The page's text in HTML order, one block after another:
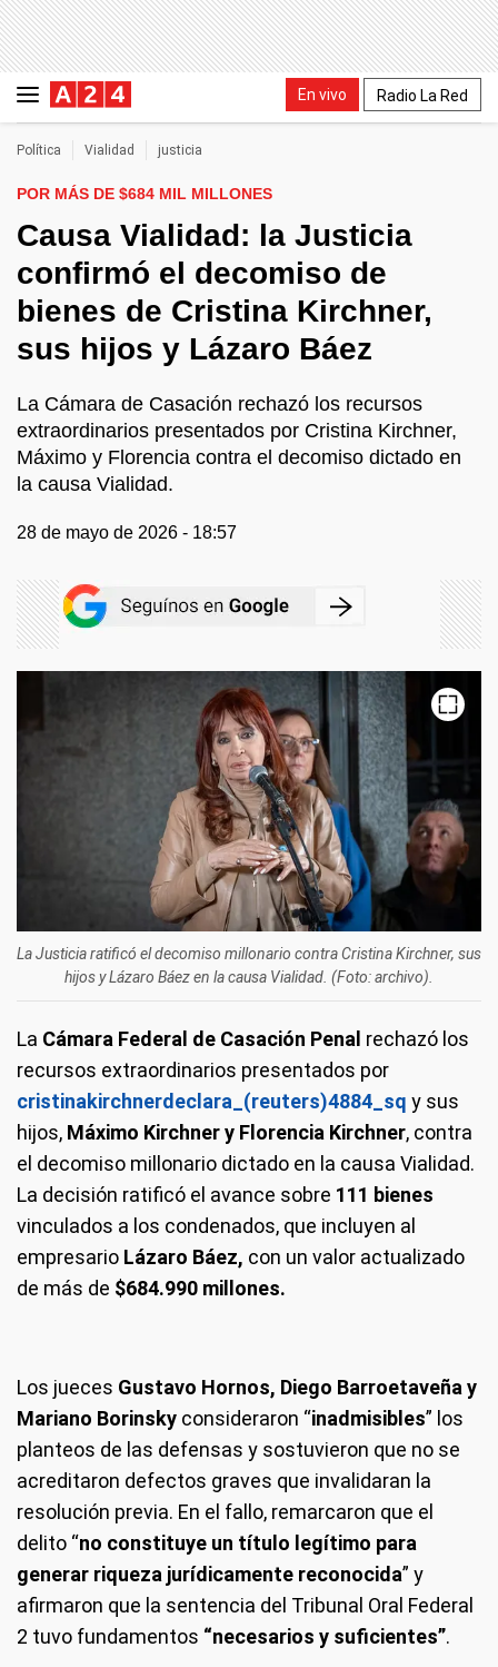
En vivo Radio La Red
Política Vialidad justicia
POR MÁS DE $684 MIL MILLONES
Causa Vialidad: la Justicia
confirmó el decomiso de
bienes de Cristina Kirchner,
sus hijos y Lázaro Báez
La Cámara de Casación rechazó los recursos
extraordinarios presentados por Cristina Kirchner,
Máximo y Florencia contra el decomiso dictado en
la causa Vialidad.
28 de mayo de 2026 - 18:57
La Justicia ratificó el decomiso millonario contra Cristina Kirchner, sus
hijos y Lázaro Báez en la causa Vialidad. (Foto: archivo).
La Cámara Federal de Casación Penal rechazó los
recursos extraordinarios presentados por
cristinakirchnerdeclara_(reuters)4884_sq y sus
hijos, Máximo Kirchner y Florencia Kirchner, contra
el decomiso millonario dictado en la causa Vialidad.
La decisión ratificó el avance sobre 111 bienes
vinculados a los condenados, que incluyen al
empresario Lázaro Báez, con un valor actualizado
de más de $684.990 millones.
Los jueces Gustavo Hornos, Diego Barroetaveña y
Mariano Borinsky consideraron “inadmisibles” los
planteos de las defensas y sostuvieron que no se
acreditaron defectos graves que invalidaran la
resolución previa. En el fallo, remarcaron que el
delito “no constituye un título legítimo para
generar riqueza jurídicamente reconocida” y
afirmaron que la sentencia del Tribunal Oral Federal
2 tuvo fundamentos “necesarios y suficientes”.